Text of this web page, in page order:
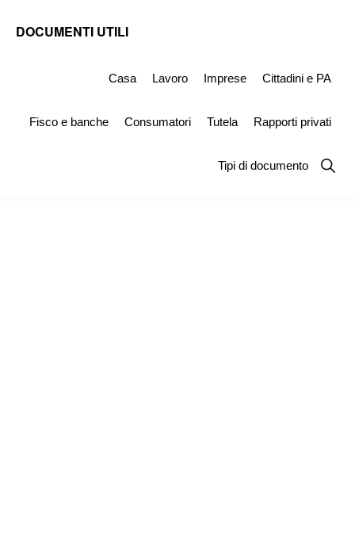
DOCUMENTI UTILI
Simile
Casa Lavoro Imprese Cittadini e PA
Fisco e banche Consumatori Tutela Rapporti privati
Tipi di documento
Show